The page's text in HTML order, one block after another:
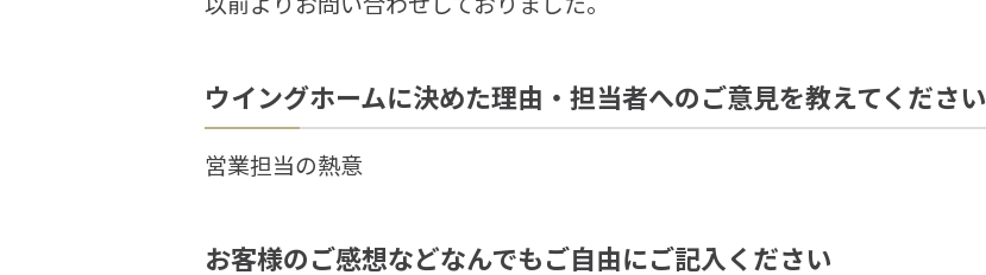
ウイングホームに決めた理由・担当者へのご意見を教えてください
営業担当の熱意
お客様のご感想などなんでもご自由にご記入ください